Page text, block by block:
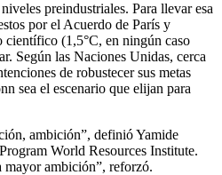
preindustriales. Para llevar esa
por el Acuerdo de París y
científico (1,5°C, en ningún caso
Según las Naciones Unidas, cerca
de robustecer sus metas
sea el escenario que elijan para
ambición”, definió Yamide
World Resources Institute.
mayor ambición”, reforzó.